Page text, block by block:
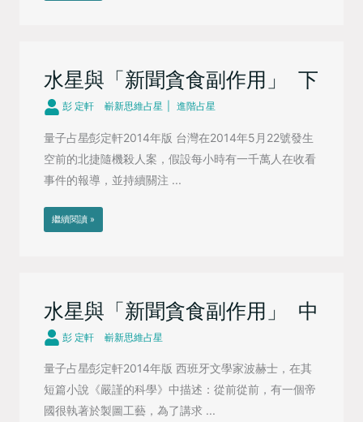
水星與「新聞貪食副作用」 下
彭 定軒 嶄新思維占星 進階占星
量子占星∕彭定軒2014年版 台灣在2014年5月22號發生
空前的北捷隨機殺人案，假設每小時有一千萬人在收看
事件的報導，並持續關注 ...
繼續閱讀 »
水星與「新聞貪食副作用」 中
彭 定軒 嶄新思維占星
量子占星∕彭定軒2014年版 西班牙文學家波赫士，在其
短篇小說《嚴謹的科學》中描述：從前從前，有一個帝
國很執著於製圖工藝，為了講求 ...